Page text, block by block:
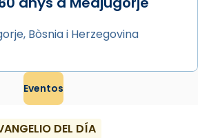
Bòsnia i Herzegovina
Eventos
DEL DÍA